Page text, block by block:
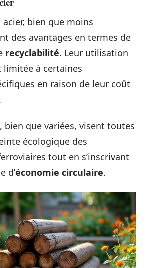
acier, bien que moins
des avantages en termes de
recyclabilité. Leur utilisation
limitée à certaines
en raison de leur coût
bien que variées, visent toutes
écologique des
tout en s’inscrivant
d’économie circulaire.